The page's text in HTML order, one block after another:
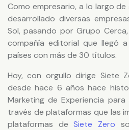
Como empresario, a lo largo
desarrollado diversas
Sol, pasando por Grupo
compañía editorial que llegó
países con más de 30 títulos.
Hoy, con orgullo dirige Siete
desde hace 6 años hace
Marketing de Experiencia
través de plataformas que las
plataformas deSiete Zero